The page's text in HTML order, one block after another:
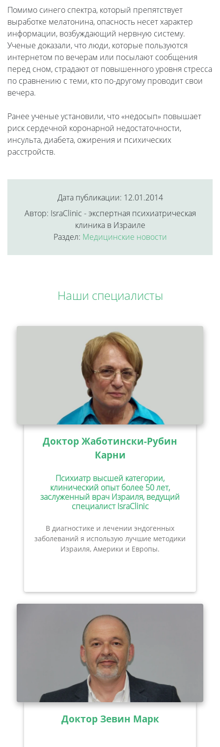
Помимо синего спектра, который препятствует
выработке мелатонина, опасность несет характер
информации, возбуждающий нервную систему.
Ученые доказали, что люди, которые пользуются
интернетом по вечерам или посылают сообщения
перед сном, страдают от повышенного уровня стресса
по сравнению с теми, кто по-другому проводит свои
вечера.
Ранее ученые установили, что «недосып» повышает
риск сердечной коронарной недостаточности,
инсульта, диабета, ожирения и психических
расстройств.
Дата публикации: 12.01.2014
Автор: IsraClinic - экспертная психиатрическая
клиника в Израиле
Раздел: Медицинские новости
Наши специалисты
Доктор Жаботински-Рубин
Карни
Психиатр высшей категории,
клинический опыт более 50 лет,
заслуженный врач Израиля, ведущий
специалист IsraClinic
В диагностике и лечении эндогенных
заболеваний я использую лучшие методики
Израиля, Америки и Европы.
Доктор Зевин Марк